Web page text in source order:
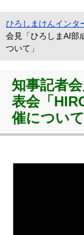
ひろしまけんインタ
会見「ひろしまAI
ついて」
知事記者
表会「
催について